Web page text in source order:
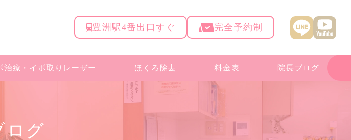
豊洲駅4番出口すぐ 完全予約制
治療・ イボ取りレーザー ほくろ除去 料金表 院長ブログ
ログ